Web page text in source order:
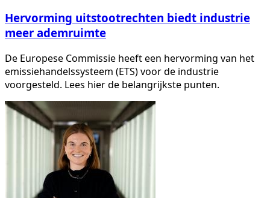
Hervorming uitstootrechten biedt industrie
meer ademruimte
De Europese Commissie heeft een hervorming van het
emissiehandelssysteem (ETS) voor de industrie
voorgesteld. Lees hier de belangrijkste punten.